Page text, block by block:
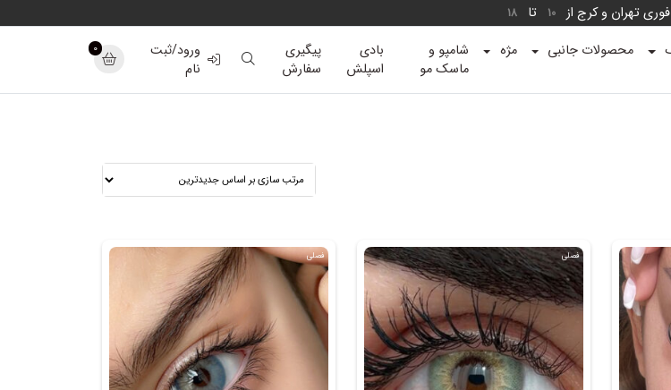
تهران و کرج از 10 تا 18
محصولات جانبی مژه
شامپو و
ماسک مو
بادی
اسپلش
پیگیری
سفارش
ورود/ثبت
نام
0
فصلی فصلی